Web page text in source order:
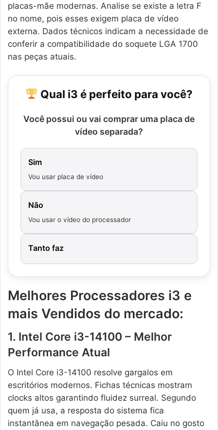
placas-mãe modernas. Analise se existe a letra F
no nome, pois esses exigem placa de vídeo
externa. Dados técnicos indicam a necessidade de
conferir a compatibilidade do soquete LGA 1700
nas peças atuais.
Qual i3 é perfeito para você?
Você possui ou vai comprar uma placa de
vídeo separada?
Sim
Vou usar placa de vídeo
Não
Vou usar o vídeo do processador
Tanto faz
Melhores Processadores i3 e
mais Vendidos do mercado:
1. Intel Core i3-14100 – Melhor
Performance Atual
O Intel Core i3-14100 resolve gargalos em
escritórios modernos. Fichas técnicas mostram
clocks altos garantindo fluidez surreal. Segundo
quem já usa, a resposta do sistema fica
instantânea em navegação pesada. Caiu no gosto